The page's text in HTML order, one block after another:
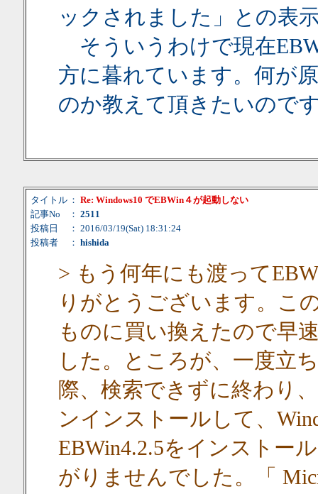
ックされました」との表
そういうわけで現在
方に暮れています。何が
のか教えて頂きたいので
タイトル ： Re: Windows10 でEBWin４が起動しない
記事No
： 2511
投稿日
： 2016/03/19(Sat) 18:31:24
投稿者
： hishida
> もう何年にも渡って
りがとうございます。こ
ものに買い換えたので早
した。ところが、一度立
際、検索できずに終わり
ンインストールして、
EBWin4.2.5をインストー
がりませんでした。「